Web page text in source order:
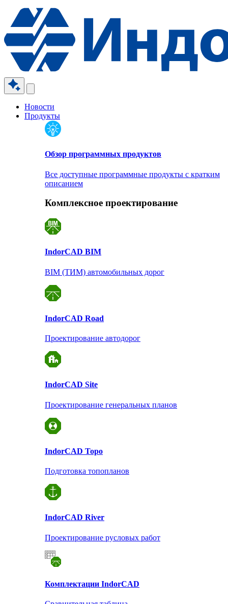
Новости
Продукты
Обзор программных продуктов
Все доступные программные продукты с кратким
описанием
Комплексное проектирование
IndorCAD BIM
BIM (ТИМ) автомобильных дорог
IndorCAD Road
Проектирование автодорог
IndorCAD Site
Проектирование генеральных планов
IndorCAD Topo
Подготовка топопланов
IndorCAD River
Проектирование русловых работ
Комплектации IndorCAD